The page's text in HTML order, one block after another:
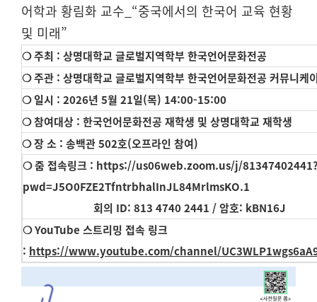
어학과 황림화 교수_“중국에서의 한국어 교육 현황
및 미래”
❍ 주최 : 상명대학교 글로벌지역학부 한국언어문화전공
❍ 주관 : 상명대학교 글로벌지역학부 한국언어문화전공 커뮤니케
❍ 일시 : 2026년 5월 21일(목) 14:00-15:00
❍ 참여대상 : 한국언어문화전공 재학생 및 상명대학교 재학생
❍ 장 소 : 송백관 502호(오프라인 참여)
❍ 줌 접속링크 : https://us06web.zoom.us/j/
pwd=J5O0FZE2TfntrbhalInJL84MrlmsKO.1
회의 ID: 813 4740 2441 / 암호: kBN16J
❍ YouTube 스트리밍 접속 링크
: https://www.youtube.com/channel/